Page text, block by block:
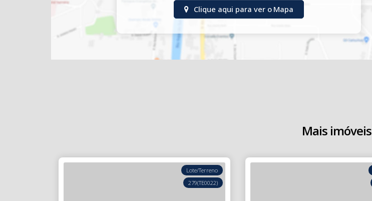
Clique aqui para ver o Mapa
Mais imóveis
279(TE0022)
Lote/Terreno